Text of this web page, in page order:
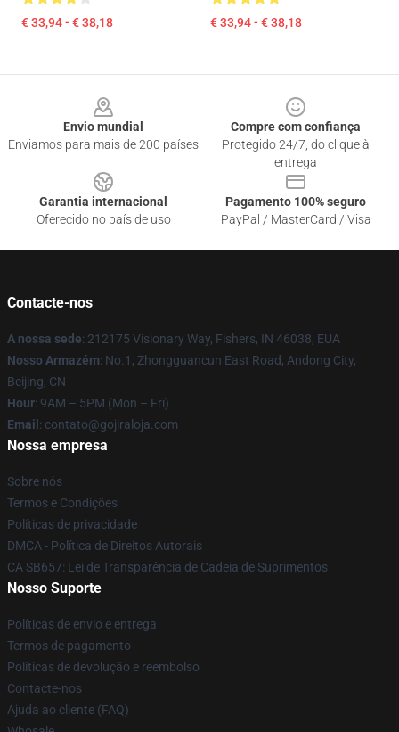
€ 33,94 - € 38,18 € 33,94 - € 38,18
Envio mundial
Enviamos para mais de 200 países
Compre com confiança
Protegido 24/7, do clique à
entrega
Garantia internacional
Oferecido no país de uso
Pagamento 100% seguro
PayPal / MasterCard / Visa
Contacte-nos
A nossa sede: 212175 Visionary Way, Fishers, IN 46038, EUA
Nosso Armazém: No.1, Zhongguancun East Road, Andong City,
Beijing, CN
Hour: 9AM – 5PM (Mon – Fri)
Email : contato@gojiraloja.com
Nossa empresa
Sobre nós
Termos e Condições
Políticas de privacidade
DMCA - Política de Direitos Autorais
CA SB657: Lei de Transparência de Cadeia de Suprimentos
Nosso Suporte
Políticas de envio e entrega
Termos de pagamento
Políticas de devolução e reembolso
Contacte-nos
Ajuda ao cliente (FAQ)